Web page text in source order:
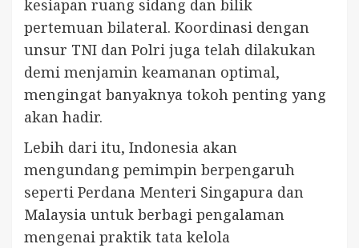
kesiapan ruang sidang dan bilik
pertemuan bilateral. Koordinasi dengan
unsur TNI dan Polri juga telah dilakukan
demi menjamin keamanan optimal,
mengingat banyaknya tokoh penting yang
akan hadir.
Lebih dari itu, Indonesia akan
mengundang pemimpin berpengaruh
seperti Perdana Menteri Singapura dan
Malaysia untuk berbagi pengalaman
mengenai praktik tata kelola